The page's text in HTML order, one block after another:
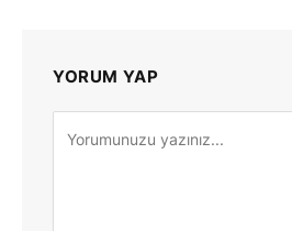
YORUM YAP